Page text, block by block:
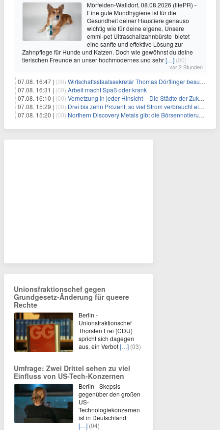
Mörfelden-Walldorf, 08.08.2026 (lifePR) -
Eine gute Mundhygiene ist für die
Gesundheit deiner Haustiere genauso
wichtig wie für deine eigene. Unsere
emmi-pet Ultraschallzahnbürste bietet
eine sanfte und effektive Lösung zur
Zahnpflege für Hunde und Katzen. Doch wie gewöhnst du deine
tierischen Freunde an unser hochmodernes und sehr[…] (00)
vor 2 Stunden
07.08. 16:47 | (00) Wirtschaftsstaatssekretär Thomas Dörflinger besucht Handwerksbetrieb im Kammerbezirk Freiburg
07.08. 16:31 | (00) Arbeit macht Spaß oder krank
07.08. 16:10 | (00) Vernetzung in jeder Hinsicht – Die Städte der Zukunft sind grün-blau
07.08. 15:29 | (00) Drei bis zehn Prozent, so viel Strom verbraucht ein Aufzug im Gebäude
07.08. 15:20 | (00) Northern Discovery Metals gibt die Börsennotierung an der Frankfurter Wertpapierbörse bekannt
Unionsfraktionschef gegen
Grundgesetz-Änderung für queere
Rechte
Berlin -
Unionsfraktionschef
Thorsten Frei (CDU)
spricht sich dagegen
aus, ein Verbot[…] (03)
Umfrage: Zwei Drittel sehen zu viel
Einfluss von US-Tech-Konzernen
Berlin - Skepsis
gegenüber den großen
US-
Technologiekonzernen
ist in Deutschland
[…] (04)